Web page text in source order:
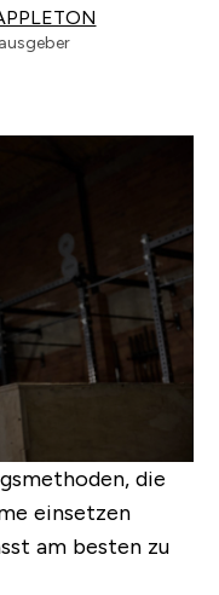
die
einsetzen
am besten zu